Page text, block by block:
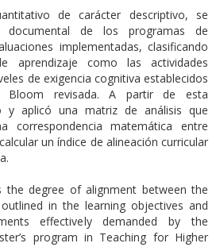
de carácter descriptivo, se
documental de los programas de
implementadas, clasificando
aprendizaje como las actividades
de exigencia cognitiva establecidos
revisada. A partir de esta
y aplicó una matriz de análisis que
correspondencia matemática entre
un índice de alineación curricular
the degree of alignment between the
in the learning objectives and
effectively demanded by the
program in Teaching for Higher